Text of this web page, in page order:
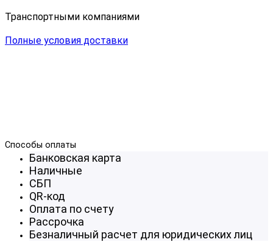
Транспортными компаниями
Полные условия доставки
Способы оплаты
Банковская карта
Наличные
СБП
QR-код
Оплата по счету
Рассрочка
Безналичный расчет для юридических лиц